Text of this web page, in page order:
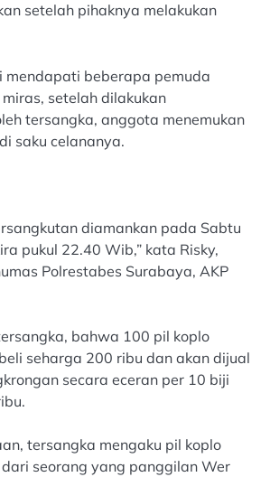
setelah pihaknya melakukan
mendapati beberapa pemuda
setelah dilakukan
tersangka, anggota menemukan
saku celananya.
diamankan pada Sabtu
pukul 22.40 Wib,” kata Risky,
Polrestabes Surabaya, AKP
bahwa 100 pil koplo
seharga 200 ribu dan akan dijual
secara eceran per 10 biji
tersangka mengaku pil koplo
seorang yang panggilan Wer